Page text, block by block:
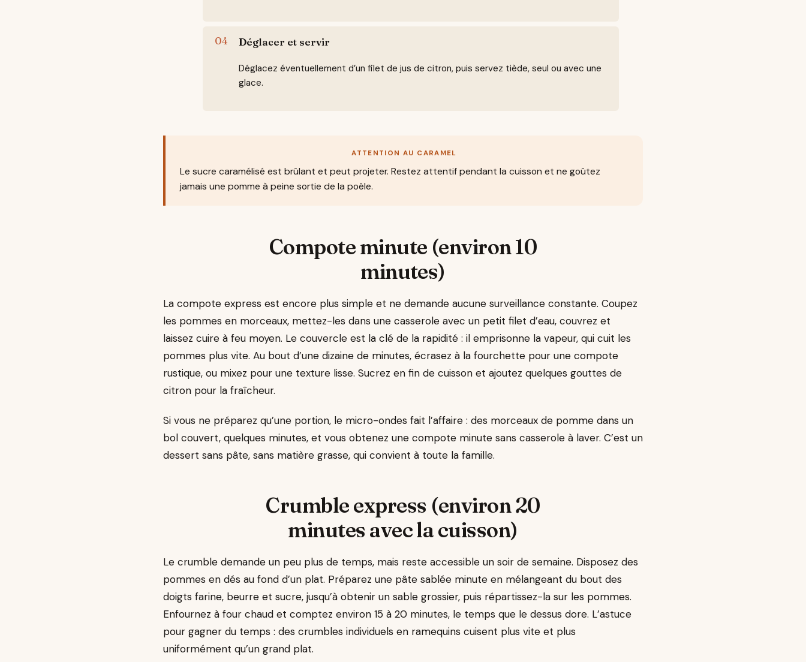
Déglacer et servir
Déglacez éventuellement d’un filet de jus de citron, puis servez tiède, seul ou avec une
glace.
ATTENTION AU CARAMEL
Le sucre caramélisé est brûlant et peut projeter. Restez attentif pendant la cuisson et ne goûtez
jamais une pomme à peine sortie de la poêle.
Compote minute (environ 10
minutes)
La compote express est encore plus simple et ne demande aucune surveillance constante. Coupez
les pommes en morceaux, mettez-les dans une casserole avec un petit filet d’eau, couvrez et
laissez cuire à feu moyen. Le couvercle est la clé de la rapidité : il emprisonne la vapeur, qui cuit les
pommes plus vite. Au bout d’une dizaine de minutes, écrasez à la fourchette pour une compote
rustique, ou mixez pour une texture lisse. Sucrez en fin de cuisson et ajoutez quelques gouttes de
citron pour la fraîcheur.
Si vous ne préparez qu’une portion, le micro-ondes fait l’affaire : des morceaux de pomme dans un
bol couvert, quelques minutes, et vous obtenez une compote minute sans casserole à laver. C’est un
dessert sans pâte, sans matière grasse, qui convient à toute la famille.
Crumble express (environ 20
minutes avec la cuisson)
Le crumble demande un peu plus de temps, mais reste accessible un soir de semaine. Disposez des
pommes en dés au fond d’un plat. Préparez une pâte sablée minute en mélangeant du bout des
doigts farine, beurre et sucre, jusqu’à obtenir un sable grossier, puis répartissez-la sur les pommes.
Enfournez à four chaud et comptez environ 15 à 20 minutes, le temps que le dessus dore. L’astuce
pour gagner du temps : des crumbles individuels en ramequins cuisent plus vite et plus
uniformément qu’un grand plat.